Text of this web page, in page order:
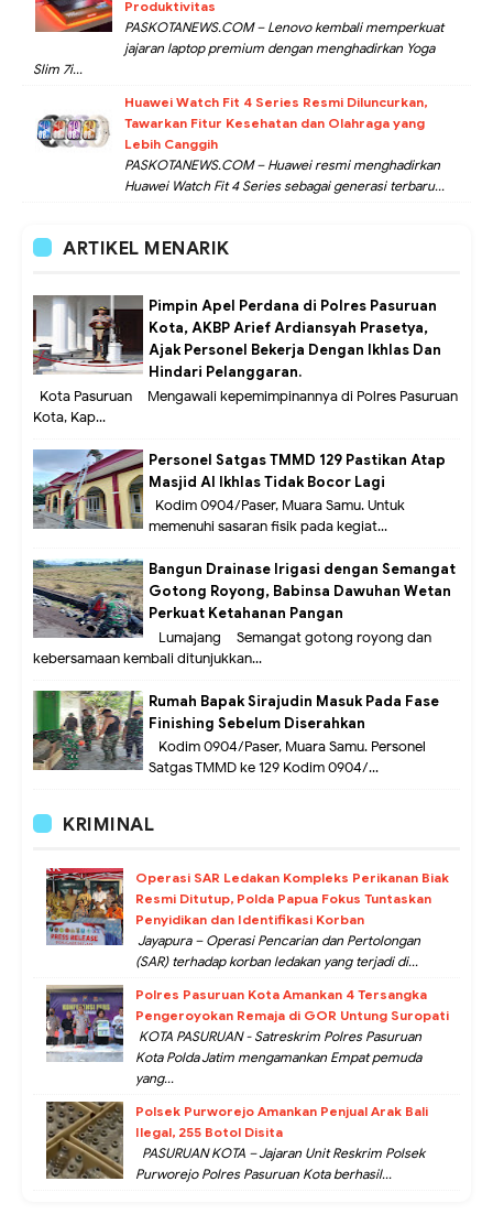
Produktivitas
PASKOTANEWS.COM – Lenovo kembali memperkuat
jajaran laptop premium dengan menghadirkan Yoga
Slim 7i...
Huawei Watch Fit 4 Series Resmi Diluncurkan,
Tawarkan Fitur Kesehatan dan Olahraga yang
Lebih Canggih
PASKOTANEWS.COM – Huawei resmi menghadirkan
Huawei Watch Fit 4 Series sebagai generasi terbaru...
ARTIKEL MENARIK
Pimpin Apel Perdana di Polres Pasuruan
Kota, AKBP Arief Ardiansyah Prasetya,
Ajak Personel Bekerja Dengan Ikhlas Dan
Hindari Pelanggaran.
Kota Pasuruan – Mengawali kepemimpinannya di Polres Pasuruan
Kota, Kap...
Personel Satgas TMMD 129 Pastikan Atap
Masjid Al Ikhlas Tidak Bocor Lagi
Kodim 0904/Paser, Muara Samu. Untuk
memenuhi sasaran fisik pada kegiat...
Bangun Drainase Irigasi dengan Semangat
Gotong Royong, Babinsa Dawuhan Wetan
Perkuat Ketahanan Pangan
Lumajang – Semangat gotong royong dan
kebersamaan kembali ditunjukkan...
Rumah Bapak Sirajudin Masuk Pada Fase
Finishing Sebelum Diserahkan
Kodim 0904/Paser, Muara Samu. Personel
Satgas TMMD ke 129 Kodim 0904/...
KRIMINAL
Operasi SAR Ledakan Kompleks Perikanan Biak
Resmi Ditutup, Polda Papua Fokus Tuntaskan
Penyidikan dan Identifikasi Korban
Jayapura – Operasi Pencarian dan Pertolongan
(SAR) terhadap korban ledakan yang terjadi di...
Polres Pasuruan Kota Amankan 4 Tersangka
Pengeroyokan Remaja di GOR Untung Suropati
KOTA PASURUAN - Satreskrim Polres Pasuruan
Kota Polda Jatim mengamankan Empat pemuda
yang...
Polsek Purworejo Amankan Penjual Arak Bali
Ilegal, 255 Botol Disita
PASURUAN KOTA – Jajaran Unit Reskrim Polsek
Purworejo Polres Pasuruan Kota berhasil...